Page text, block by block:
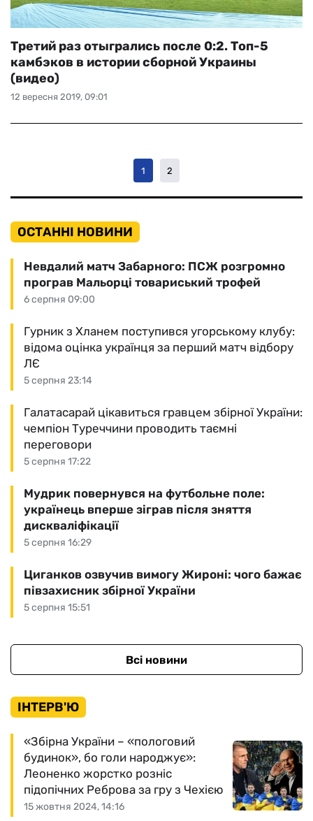
12 вересня 2019, 09:01
Третий раз отыгрались после 0:2. Топ-5
камбэков в истории сборной Украины
(видео)
1 2
ОСТАННІ НОВИНИ
6 серпня 09:00
Невдалий матч Забарного: ПСЖ розгромно
програв Мальорці товариський трофей
5 серпня 23:14
Гурник з Хланем поступився угорському клубу:
відома оцінка українця за перший матч відбору
ЛЄ
5 серпня 17:22
Галатасарай цікавиться гравцем збірної України:
чемпіон Туреччини проводить таємні
переговори
5 серпня 16:29
Мудрик повернувся на футбольне поле:
українець вперше зіграв після зняття
дискваліфікації
5 серпня 15:51
Циганков озвучив вимогу Жироні: чого бажає
півзахисник збірної України
Всі новини
ІНТЕРВ'Ю
15 жовтня 2024, 14:16
«Збірна України – «пологовий
будинок», бо голи народжує»:
Леоненко жорстко розніс
підопічних Реброва за гру з Чехією